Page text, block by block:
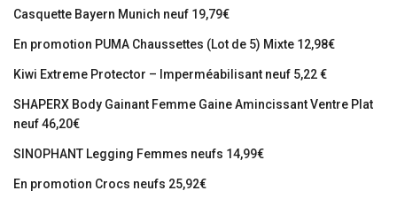
Casquette Bayern Munich neuf 19,79€
En promotion PUMA Chaussettes (Lot de 5) Mixte 12,98€
Kiwi Extreme Protector – Imperméabilisant neuf 5,22 €
SHAPERX Body Gainant Femme Gaine Amincissant Ventre Plat
neuf 46,20€
SINOPHANT Legging Femmes neufs 14,99€
En promotion Crocs neufs 25,92€